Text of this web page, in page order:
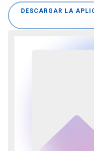
DESCARGAR LA